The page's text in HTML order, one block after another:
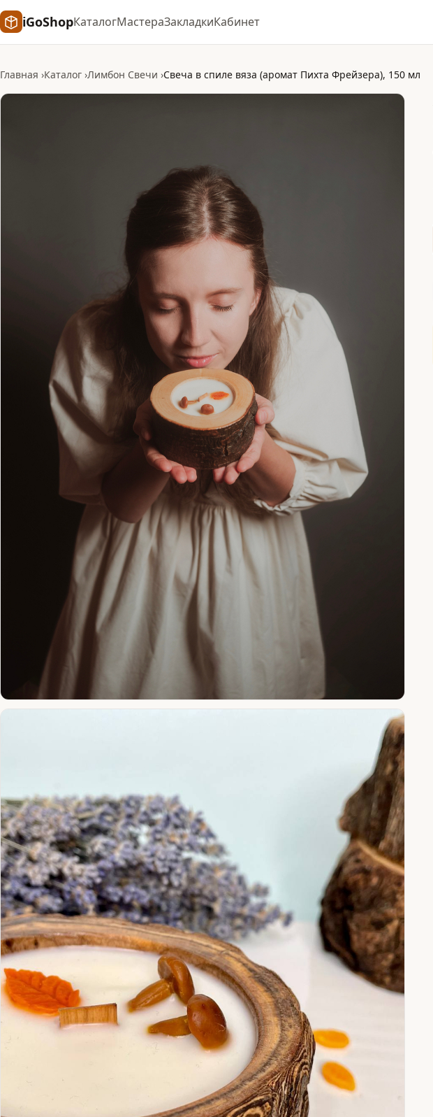
iGoShopКаталогМастераЗакладкиКабинет
Главная Каталог Лимбон Свечи Свеча в спиле вяза (аромат Пихта Фрейзера), 150 мл